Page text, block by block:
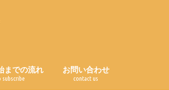
までの流れ お問い合わせ
contact us